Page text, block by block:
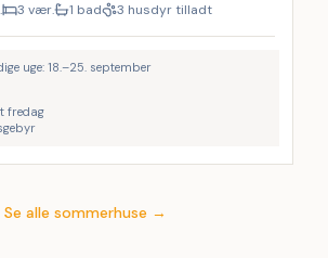
3 vær. 1 bad
3 husdyr tilladt
uge: 18.–25. september
fredag
Se alle sommerhuse →